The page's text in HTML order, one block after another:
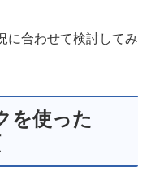
に合わせて検討してみ
を使った